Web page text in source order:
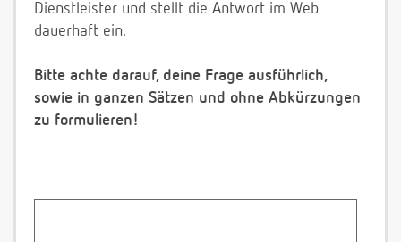
Dienstleister und stellt die Antwort im Web
dauerhaft ein.
Bitte achte darauf, deine Frage ausführlich,
sowie in ganzen Sätzen und ohne Abkürzungen
zu formulieren!